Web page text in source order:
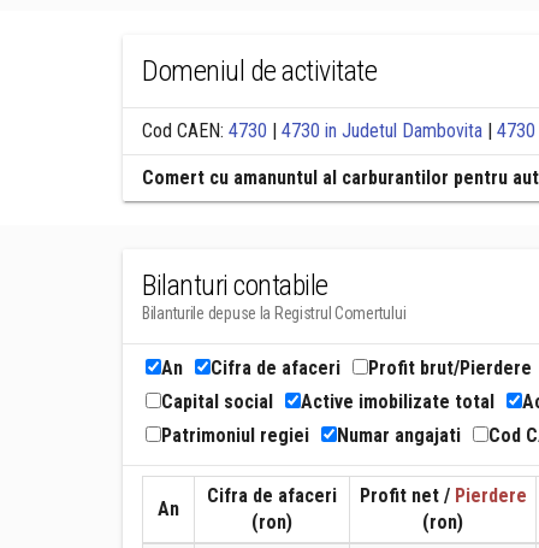
Domeniul de activitate
Cod CAEN: 4730 | 4730 in Judetul Dambovita | 4730
Comert cu amanuntul al carburantilor pentru
Bilanturi contabile
Bilanturile depuse la Registrul Comertului
An Cifra de afaceri
Profit brut/Pierdere
Capital social
Active imobilizate total
Patrimoniul regiei
Numar angajati Cod
An
Cifra de afaceri
(ron)
Profit net / Pierdere
(ron)